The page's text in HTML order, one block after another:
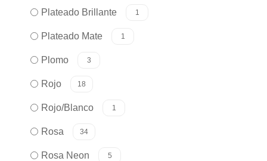
Plateado Brillante 1
Plateado Mate 1
Plomo 3
Rojo 18
Rojo/Blanco 1
Rosa 34
Rosa Neon 5